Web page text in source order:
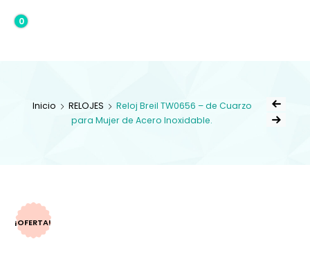
0,00€
0
Inicio RELOJES
Reloj Breil TW0656 – de Cuarzo
para Mujer de Acero Inoxidable.
¡OFERTA!